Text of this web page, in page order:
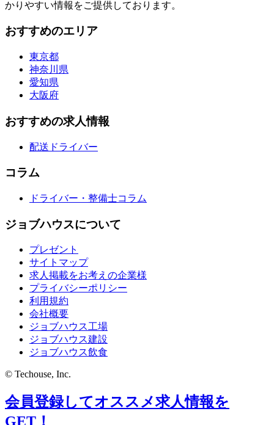
かりやすい情報をご提供しております。
おすすめのエリア
東京都
神奈川県
愛知県
大阪府
おすすめの求人情報
配送ドライバー
コラム
ドライバー・整備士コラム
ジョブハウスについて
プレゼント
サイトマップ
求人掲載をお考えの企業様
プライバシーポリシー
利用規約
会社概要
ジョブハウス工場
ジョブハウス建設
ジョブハウス飲食
© Techouse, Inc.
会員登録してオススメ求人情報を
GET！